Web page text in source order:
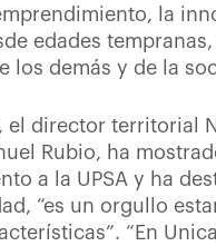
la
edades
los demás y de la
el director territorial
Rubio, ha
a la UPSA y ha
“es un orgullo
“En